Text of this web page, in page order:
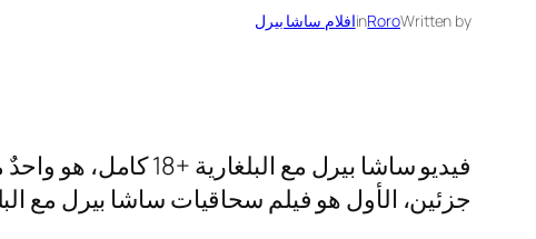
Written by
Roro
inافلام ساشا بيرل
فيديو ساشا بيرل
جزئين، الأول هو فيلم سحاقيات ساشا بيرل مع